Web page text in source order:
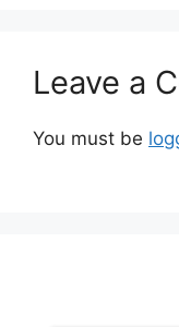
Leave a
You must be